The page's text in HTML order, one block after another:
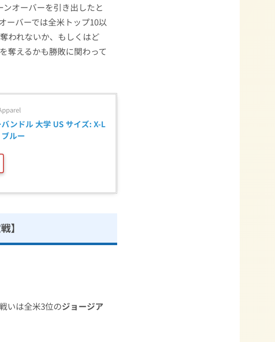
オーバーを引き出したと
ーバーでは全米トップ10以
われないか、もしくはど
奪えるかも勝敗に関わって
ンドル 大学 US サイズ: X-L
ルー
】
いは全米3位のジョージア